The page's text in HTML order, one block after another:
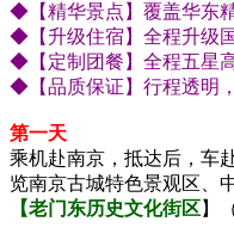
◆【精华景点】覆盖华东
◆【升级住宿】全程升级
◆【定制团餐】全程五星
◆【品质保证】行程透明
第一天
乘机赴南京，抵达后，车
览南京古城特色景观区、
【老门东历史文化街区】